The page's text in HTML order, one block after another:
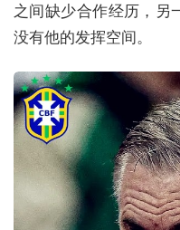
之间缺少合作经历，另
没有他的发挥空间。